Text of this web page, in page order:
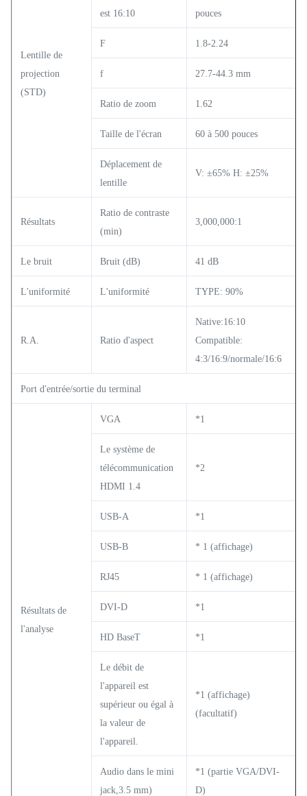
Lentille de
projection
(STD)
est 16:10 pouces
F 1.8-2.24
f 27.7-44.3 mm
Ratio de zoom 1.62
Taille de l'écran 60 à 500 pouces
Déplacement de
lentille
V: ±65% H: ±25%
Résultats
Ratio de contraste
(min)
3,000,000:1
Le bruit Bruit (dB) 41 dB
L'uniformité L'uniformité TYPE: 90%
R.A. Ratio d'aspect
Native:16:10
Compatible:
4:3/16:9/normale/16:6
Port d'entrée/sortie du terminal
Résultats de
l'analyse
VGA *1
Le système de
télécommunication
HDMI 1.4
*2
USB-A *1
USB-B * 1 (affichage)
RJ45 * 1 (affichage)
DVI-D *1
HD BaseT *1
Le débit de
l'appareil est
supérieur ou égal à
la valeur de
l'appareil.
*1 (affichage)
(facultatif)
Audio dans le mini
jack,3.5 mm)
*1 (partie VGA/DVI-
D)